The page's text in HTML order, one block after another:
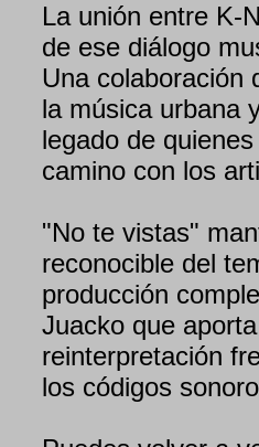
La unión entre K-
de ese diálogo
Una colaboración
la música urbana
legado de
camino con los
"No te vistas"
reconocible del
producción
Juacko que
reinterpretación
los códigos